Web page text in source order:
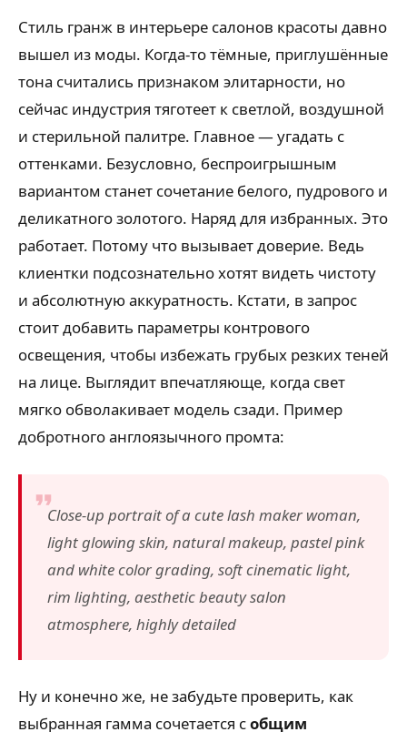
Стиль гранж в интерьере салонов красоты давно
вышел из моды. Когда-то тёмные, приглушённые
тона считались признаком элитарности, но
сейчас индустрия тяготеет к светлой, воздушной
и стерильной палитре. Главное — угадать с
оттенками. Безусловно, беспроигрышным
вариантом станет сочетание белого, пудрового и
деликатного золотого. Наряд для избранных. Это
работает. Потому что вызывает доверие. Ведь
клиентки подсознательно хотят видеть чистоту
и абсолютную аккуратность. Кстати, в запрос
стоит добавить параметры контрового
освещения, чтобы избежать грубых резких теней
на лице. Выглядит впечатляюще, когда свет
мягко обволакивает модель сзади. Пример
добротного англоязычного промта:
Close-up portrait of a cute lash maker woman,
light glowing skin, natural makeup, pastel pink
and white color grading, soft cinematic light,
rim lighting, aesthetic beauty salon
atmosphere, highly detailed
Ну и конечно же, не забудьте проверить, как
выбранная гамма сочетается собщим